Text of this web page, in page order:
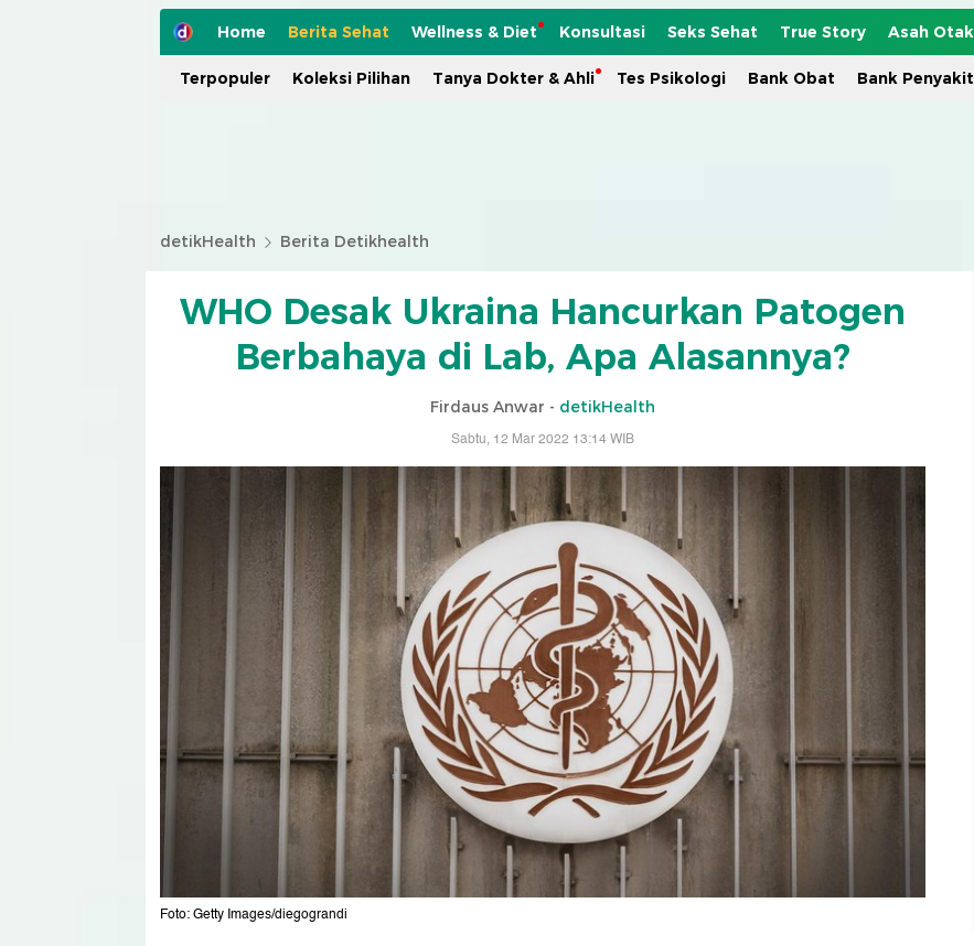
Home Berita Sehat Wellness & Diet Konsultasi Seks Sehat True Story Asah Otak
Terpopuler Koleksi Pilihan Tanya Dokter & Ahli Tes Psikologi Bank Obat Bank Penyakit
detikHealth Berita Detikhealth
WHO Desak Ukraina Hancurkan Patogen
Berbahaya di Lab, Apa Alasannya?
Firdaus Anwar - detikHealth
Sabtu, 12 Mar 2022 13:14 WIB
Foto: Getty Images/diegograndi